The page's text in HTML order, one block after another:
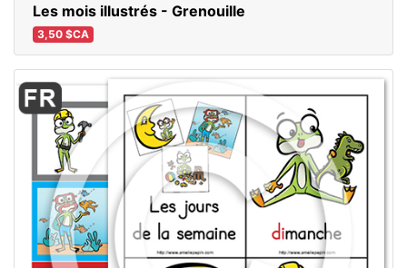
Les mois illustrés - Grenouille
3,50 $CA